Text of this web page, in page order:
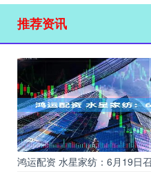
推荐资讯
鸿运配资 水星家纺：6月19日